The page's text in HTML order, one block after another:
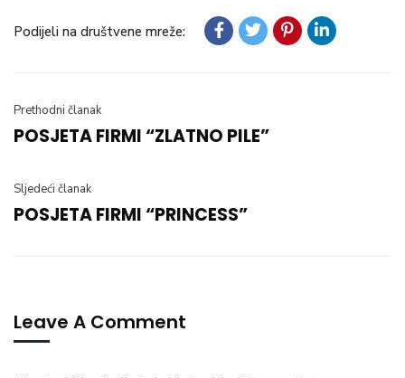
Podijeli na društvene mreže:
Prethodni članak
POSJETA FIRMI “ZLATNO PILE”
Sljedeći članak
POSJETA FIRMI “PRINCESS”
Leave A Comment